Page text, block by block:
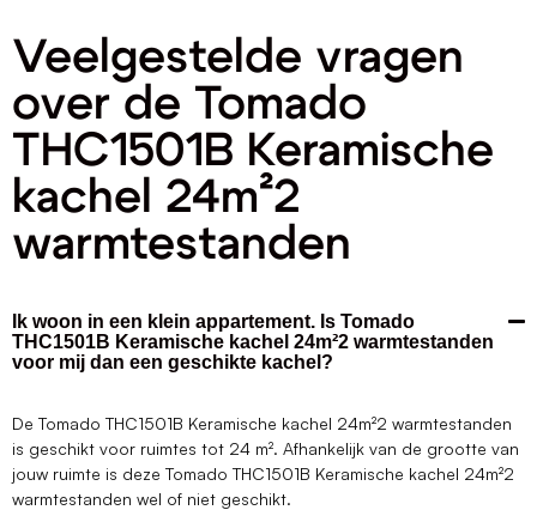
Veelgestelde vragen
over de Tomado
THC1501B Keramische
kachel 24m²2
warmtestanden
Ik woon in een klein appartement. Is Tomado
THC1501B Keramische kachel 24m²2 warmtestanden
voor mij dan een geschikte kachel?
De Tomado THC1501B Keramische kachel 24m²2 warmtestanden
is geschikt voor ruimtes tot 24 m². Afhankelijk van de grootte van
jouw ruimte is deze Tomado THC1501B Keramische kachel 24m²2
warmtestanden wel of niet geschikt.